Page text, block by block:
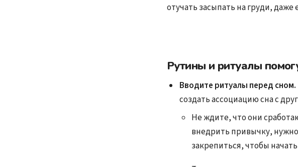
отучать засыпать на груди, даже
Рутины и ритуалы
Вводите ритуалы перед сном.
создать ассоциацию сна с
Не ждите, что они
внедрить привычку,
закрепиться, чтобы